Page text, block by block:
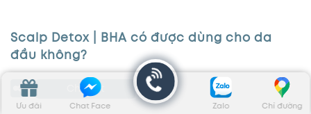
Ưu đãi Chat Face Zalo Chỉ đường
Scalp Detox | BHA có được dùng cho da
đầu không?
Chi Tiết